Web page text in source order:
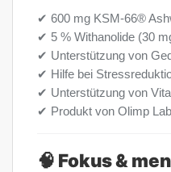
✔ 600 mg KSM-66®
✔ 5 % Withanolide (30
✔ Unterstützung von
✔ Hilfe bei
✔ Unterstützung von
✔ Produkt von Olimp
🧠 Fokus &